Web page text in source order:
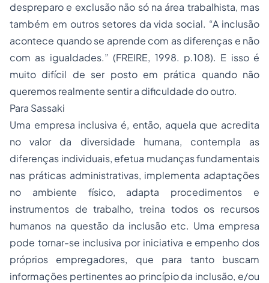
despreparo e exclusão não só na área trabalhista, mas
também em outros setores da vida social. “A inclusão
acontece quando se aprende com as diferenças e não
com as igualdades.” (FREIRE, 1998. p.108). E isso é
muito difícil de ser posto em prática quando não
queremos realmente sentir a dificuldade do outro.
Para Sassaki
Uma empresa inclusiva é, então, aquela que acredita
no valor da diversidade humana, contempla as
diferenças individuais, efetua mudanças fundamentais
nas práticas administrativas, implementa adaptações
no ambiente físico, adapta procedimentos e
instrumentos de trabalho, treina todos os recursos
humanos na questão da inclusão etc. Uma empresa
pode tornar-se inclusiva por iniciativa e empenho dos
próprios empregadores, que para tanto buscam
informações pertinentes ao princípio da inclusão, e/ou